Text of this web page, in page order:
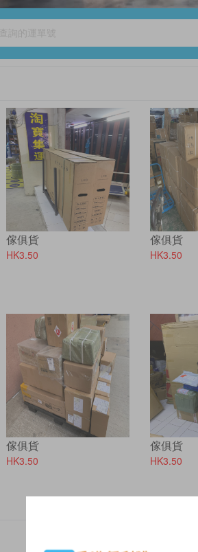
傢俱貨
HK3.50
傢俱貨
HK3.50
傢俱貨
HK3.50
傢俱貨
HK3.50